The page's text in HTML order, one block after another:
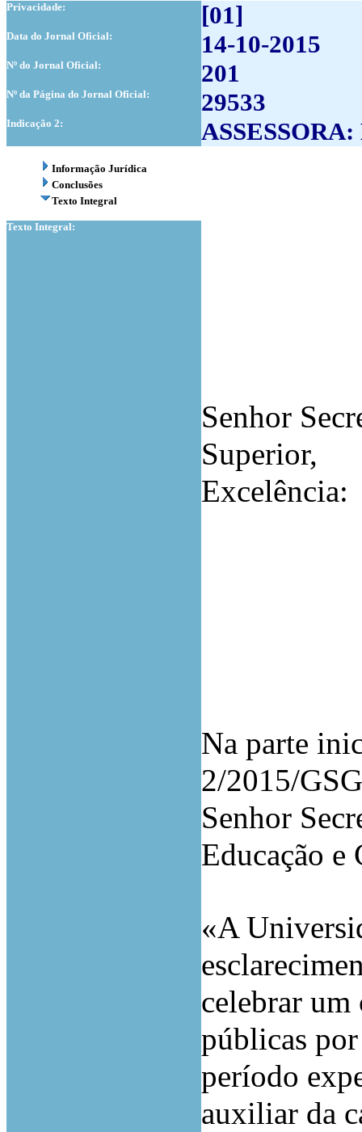
Privacidade: [01]
Data do Jornal Oficial: 14-10-2015
Nº do Jornal Oficial: 201
Nº da Página do Jornal Oficial: 29533
Indicação 2:
Informação Jurídica
Conclusões
Texto Integral
Texto Integral:
Senhor
Superior,
Excelência:
Na parte
2/2015/
Senhor
Educação e
«A
celebrar um
públicas
período
auxiliar da